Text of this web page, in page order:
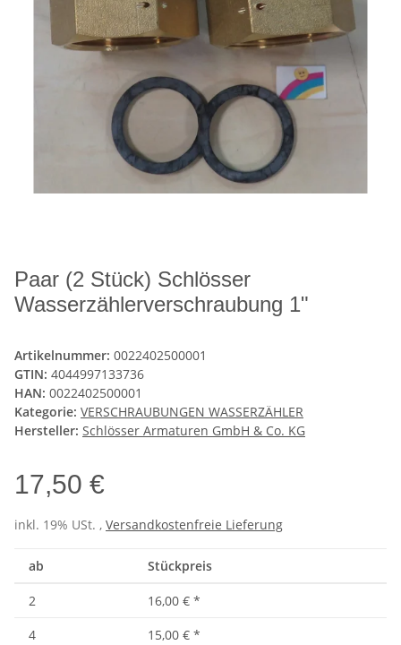
Paar (2 Stück) Schlösser
Wasserzählerverschraubung 1"
Artikelnummer: 0022402500001
GTIN: 4044997133736
HAN: 0022402500001
Kategorie: VERSCHRAUBUNGEN WASSERZÄHLER
Hersteller: Schlösser Armaturen GmbH & Co. KG
17,50 €
inkl. 19% USt. , Versandkostenfreie Lieferung
ab Stückpreis
2 16,00 € *
4
15,00 € *